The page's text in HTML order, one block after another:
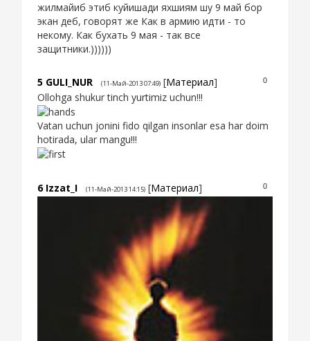
жилмайиб этиб куйишади яхшиям шу 9 май бор
экан деб, говорят же Как в армию идти - то
некому. Как бухать 9 мая - так все
защитники.))))))
0
5 GULI_NUR (11-Май-2013 07:49) [Материал]
Ollohga shukur tinch yurtimiz uchun!!!
Vatan uchun jonini fido qilgan insonlar esa har doim
hotirada, ular mangu!!!
0
6 Izzat_I (11-Май-2013 14:15) [Материал]